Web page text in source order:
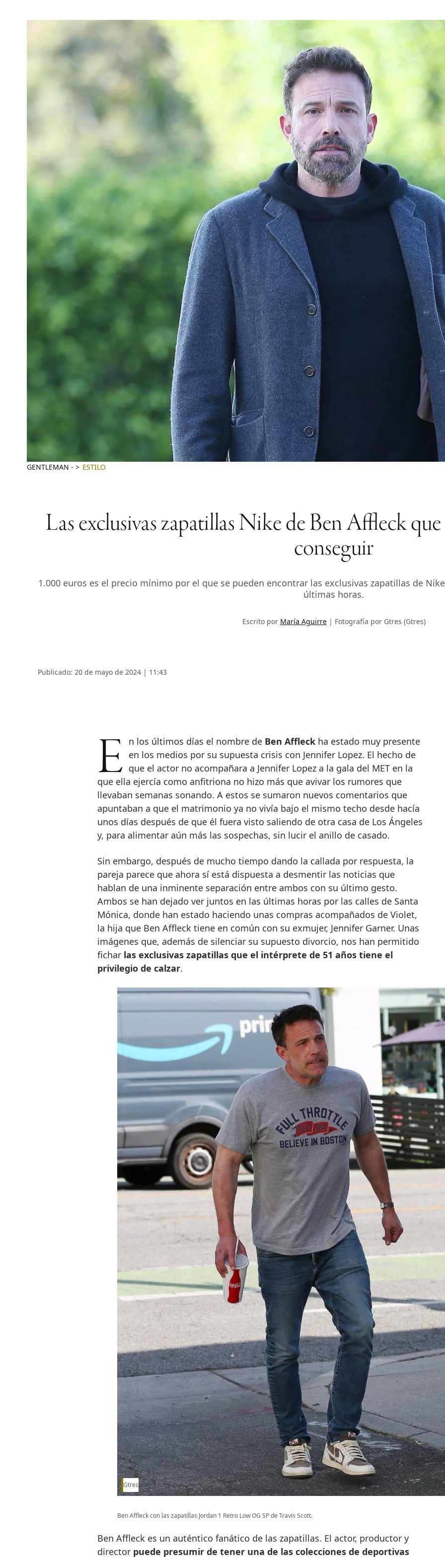
GENTLEMAN - ESTILO
Las exclusivas zapatillas Nike de Ben Affleck
conseguir
1.000 euros es el precio mínimo por el que se pueden encontrar las exclusivas zapatillas de
últimas horas.
Escrito por María Aguirre Fotografía por Gtres (Gtres)
Publicado: 20 de mayo de 2024 | 11:43
En los últimos días el nombre de Ben Affleckha estado muy presente
en los medios por su supuesta crisis con Jennifer Lopez. El hecho de
que el actor no acompañara a Jennifer Lopez a la gala del MET en la
que ella ejercía como anfitriona no hizo más que avivar los rumores que
llevaban semanas sonando. A estos se sumaron nuevos comentarios que
apuntaban a que el matrimonio ya no vivía bajo el mismo techo desde hacía
unos días después de que él fuera visto saliendo de otra casa de Los Ángeles
y, para alimentar aún más las sospechas, sin lucir el anillo de casado.
Sin embargo, después de mucho tiempo dando la callada por respuesta, la
pareja parece que ahora sí está dispuesta a desmentir las noticias que
hablan de una inminente separación entre ambos con su último gesto.
Ambos se han dejado ver juntos en las últimas horas por las calles de Santa
Mónica, donde han estado haciendo unas compras acompañados de Violet,
la hija que Ben Affleck tiene en común con su exmujer, Jennifer Garner. Unas
imágenes que, además de silenciar su supuesto divorcio, nos han permitido
fichar las exclusivas zapatillas que el intérprete de 51 años tiene el
privilegio de calzar.
Gtres
Ben Affleck con las zapatillas Jordan 1 Retro Low OG SP de Travis Scott.
Ben Affleck es un auténtico fanático de las zapatillas. El actor, productor y
directorpuede presumir de tener una de las colecciones de deportivas